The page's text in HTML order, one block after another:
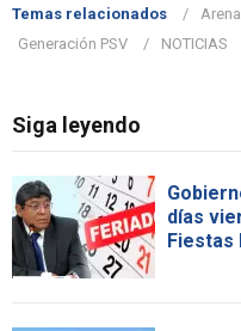
Temas relacionados
Generación PSV
NOTICIAS
Siga leyendo
días
Fiestas